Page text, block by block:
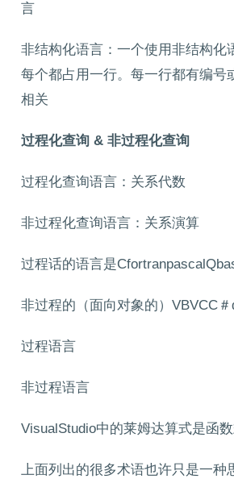
言
非结构化语言：一个使用非结构
每个都占用一行。每一行都有编号
相关
过程化查询 & 非过程化查询
过程化查询语言：关系代数
非过程化查询语言：关系演算
过程话的语言是
非过程的（面向对象的）VBVCC
过程语言
非过程语言
VisualStudio中的莱姆达算式是函
上面列出的很多术语也许只是一